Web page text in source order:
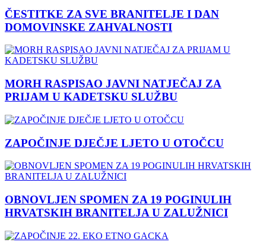
ČESTITKE ZA SVE BRANITELJE I DAN
DOMOVINSKE ZAHVALNOSTI
MORH RASPISAO JAVNI NATJEČAJ ZA
PRIJAM U KADETSKU SLUŽBU
ZAPOČINJE DJEČJE LJETO U OTOČCU
OBNOVLJEN SPOMEN ZA 19 POGINULIH
HRVATSKIH BRANITELJA U ZALUŽNICI